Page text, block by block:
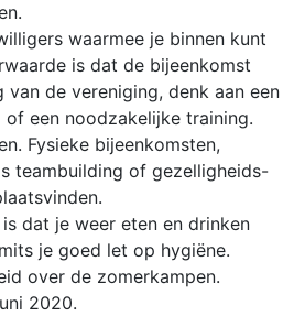
waarmee je binnen kunt
is dat de bijeenkomst
de vereniging, denk aan een
een noodzakelijke training.
Fysieke bijeenkomsten,
teambuilding of gezelligheids-
je weer eten en drinken
je goed let op hygiëne.
de zomerkampen.
2020.